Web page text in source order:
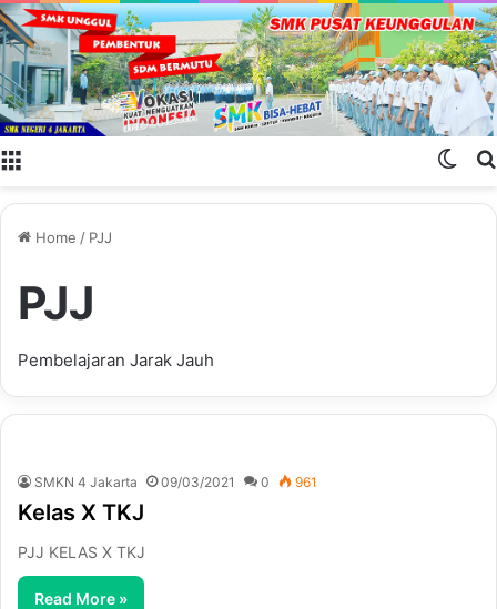
Home / PJJ
PJJ
Pembelajaran Jarak Jauh
SMKN 4 Jakarta 09/03/2021 0 961
Kelas X TKJ
PJJ KELAS X TKJ
Read More »